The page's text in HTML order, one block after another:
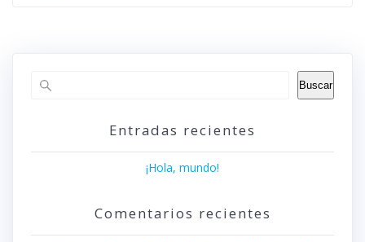
Buscar
Entradas recientes
¡Hola, mundo!
Comentarios recientes